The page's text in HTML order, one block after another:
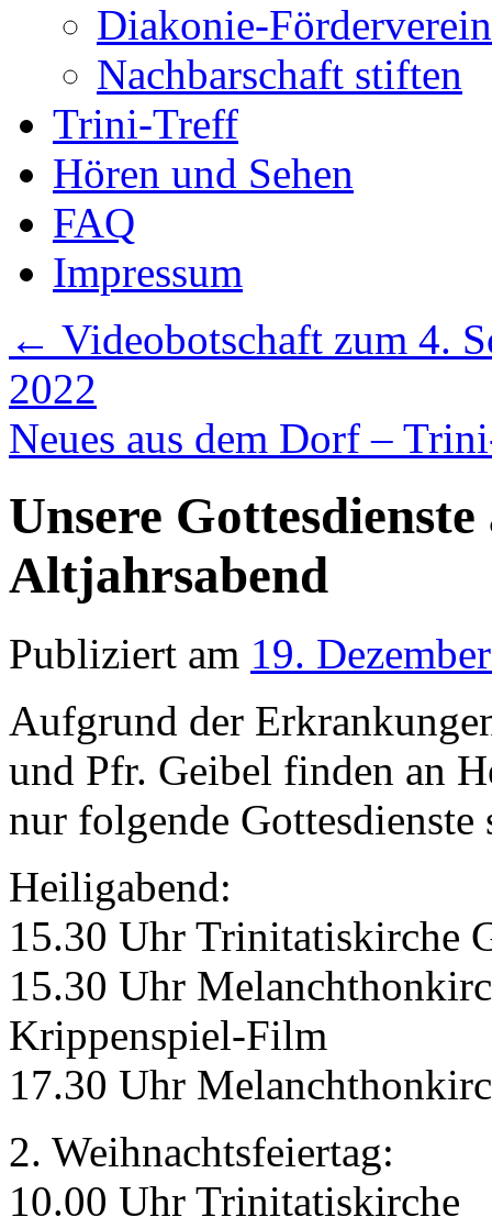
Diakonie-
Nachbarschaft stiften
Trini-Treff
Hören und Sehen
FAQ
Impressum
← Videobotschaft zum 4.
2022
Neues aus dem Dorf –
Unsere
Altjahrsabend
Publiziert am 19.
Aufgrund der
und Pfr. Geibel finden an
nur folgende Gottesdienste
Heiligabend:
15.30 Uhr Trinitatiskirche
15.30 Uhr
Krippenspiel-Film
17.30 Uhr
2. Weihnachtsfeiertag:
10.00 Uhr Trinitatiskirche